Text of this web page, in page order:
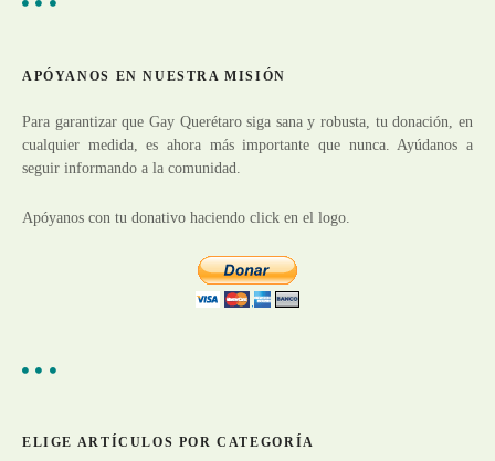
ó
n
d
e
a
c
:APÓYANOS EN NUESTRA MISIÓN
Para garantizar que Gay Querétaro siga sana y robusta, tu donación, en
cualquier medida, es ahora más importante que nunca. Ayúdanos a
seguir informando a la comunidad.
Apóyanos con tu donativo haciendo click en el logo.
ELIGE ARTÍCULOS POR CATEGORÍA